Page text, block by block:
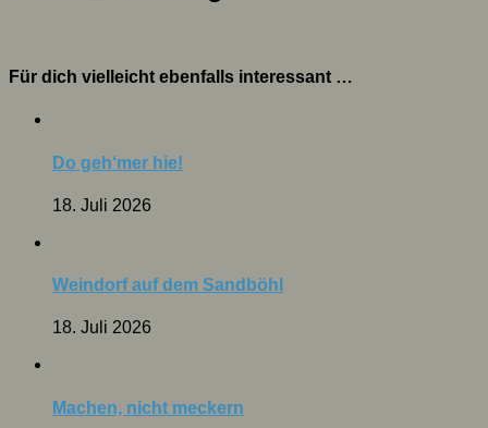
Für dich vielleicht ebenfalls interessant …
Do geh‘mer hie!
18. Juli 2026
Weindorf auf dem Sandböhl
18. Juli 2026
Machen, nicht meckern